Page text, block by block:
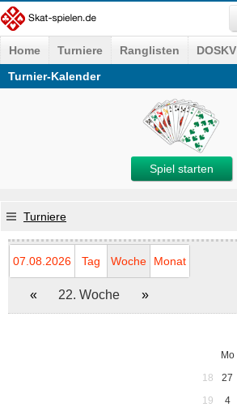
Home Turniere Ranglisten DOSKV
Turnier-Kalender
Spiel starten
Turniere
07.08.2026 Tag Woche Monat
« 22. Woche »
Mo
18
27
19
4